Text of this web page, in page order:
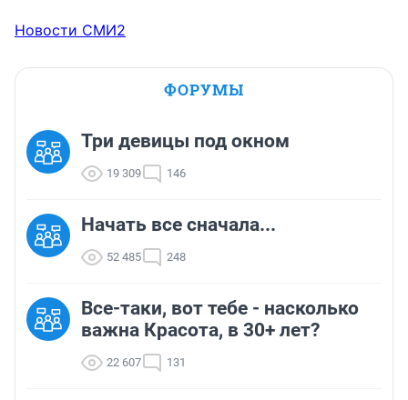
Новости СМИ2
ФОРУМЫ
Три девицы под окном
19 309 146
Начать все сначала...
52 485 248
Все-таки, вот тебе - насколько
важна Красота, в 30+ лет?
22 607 131